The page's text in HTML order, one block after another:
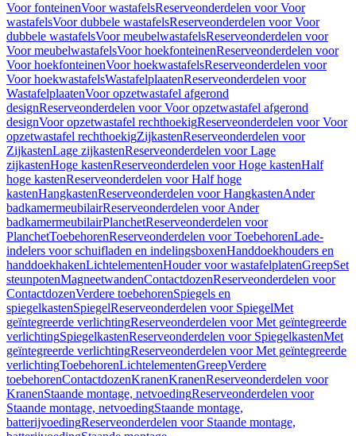
Voor fonteinenVoor wastafelsReserveonderdelen voor Voor
wastafelsVoor dubbele wastafelsReserveonderdelen voor Voor
dubbele wastafelsVoor meubelwastafelsReserveonderdelen voor
Voor meubelwastafelsVoor hoekfonteinenReserveonderdelen voor
Voor hoekfonteinenVoor hoekwastafelsReserveonderdelen voor
Voor hoekwastafelsWastafelplaatenReserveonderdelen voor
WastafelplaatenVoor opzetwastafel afgerond
designReserveonderdelen voor Voor opzetwastafel afgerond
designVoor opzetwastafel rechthoekigReserveonderdelen voor Voor
opzetwastafel rechthoekigZijkastenReserveonderdelen voor
ZijkastenLage zijkastenReserveonderdelen voor Lage
zijkastenHoge kastenReserveonderdelen voor Hoge kastenHalf
hoge kastenReserveonderdelen voor Half hoge
kastenHangkastenReserveonderdelen voor HangkastenAnder
badkamermeubilairReserveonderdelen voor Ander
badkamermeubilairPlanchetReserveonderdelen voor
PlanchetToebehorenReserveonderdelen voor ToebehorenLade-
indelers voor schuifladen en indelingsboxenHanddoekhouders en
handdoekhakenLichtelementenHouder voor wastafelplatenGreepSet
steunpotenMagneetwandenContactdozenReserveonderdelen voor
ContactdozenVerdere toebehorenSpiegels en
spiegelkastenSpiegelReserveonderdelen voor SpiegelMet
geïntegreerde verlichtingReserveonderdelen voor Met geïntegreerde
verlichtingSpiegelkastenReserveonderdelen voor SpiegelkastenMet
geïntegreerde verlichtingReserveonderdelen voor Met geïntegreerde
verlichtingToebehorenLichtelementenGreepVerdere
toebehorenContactdozenKranenKranenReserveonderdelen voor
KranenStaande montage, netvoedingReserveonderdelen voor
Staande montage, netvoedingStaande montage,
batterijvoedingReserveonderdelen voor Staande montage,